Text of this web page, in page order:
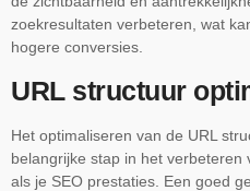
zoekresultaten verbeteren, wat
hogere conversies.
URL structuur
Het optimaliseren van de URL
belangrijke stap in het
als je SEO prestaties. Een goed